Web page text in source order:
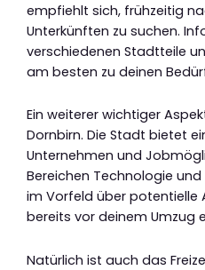
empfiehlt sich, frühzeitig
Unterkünften zu suchen.
verschiedenen Stadtteile
am besten zu deinen
Ein weiterer wichtiger
Dornbirn. Die Stadt bietet
Unternehmen und
Bereichen Technologie
im Vorfeld über potentielle
bereits vor deinem Umzug
Natürlich ist auch das